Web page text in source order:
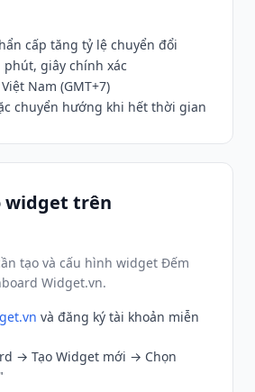
cấp tăng tỷ lệ chuyển đổi
giây chính xác
Nam (GMT+7)
chuyển hướng khi hết thời gian
widget trên
tạo và cấu hình widget Đếm
Widget.vn.
và đăng ký tài khoản miễn
→ Tạo Widget mới → Chọn